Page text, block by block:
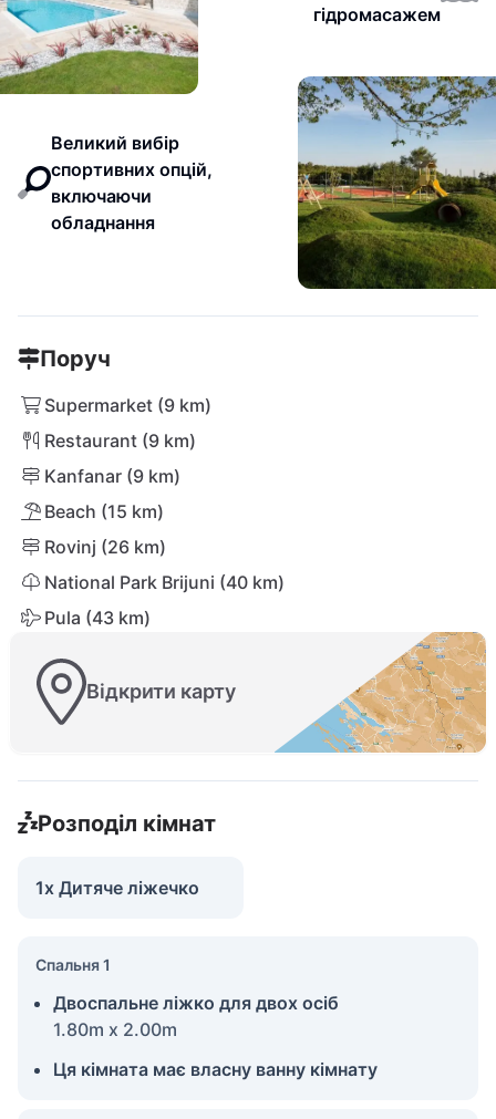
гідромасажем
Великий вибір
спортивних опцій,
включаючи
обладнання
Поруч
Supermarket (9 km)
Restaurant (9 km)
Kanfanar (9 km)
Beach (15 km)
Rovinj (26 km)
National Park Brijuni (40 km)
Pula (43 km)
Відкрити карту
Розподіл кімнат
1x Дитяче ліжечко
Спальня 1
Двоспальне ліжко для двох осіб
1.80m x 2.00m
Ця кімната має власну ванну кімнату